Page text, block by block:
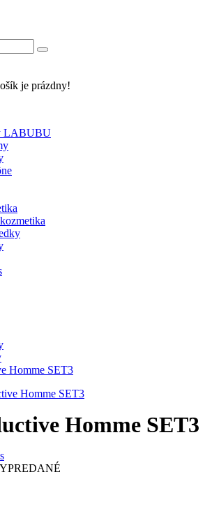
je prázdny!
LABUBU
Homme SET3
Homme SET3